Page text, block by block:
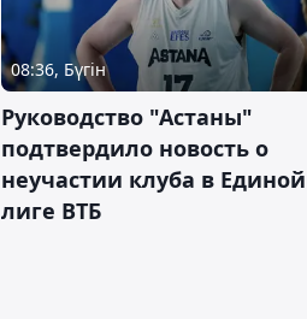
08:36, Бүгін
Руководство "Астаны"
подтвердило новость о
неучастии клуба в Единой
лиге ВТБ